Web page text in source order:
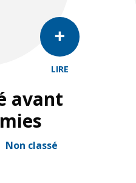
LIRE
avant
Non classé